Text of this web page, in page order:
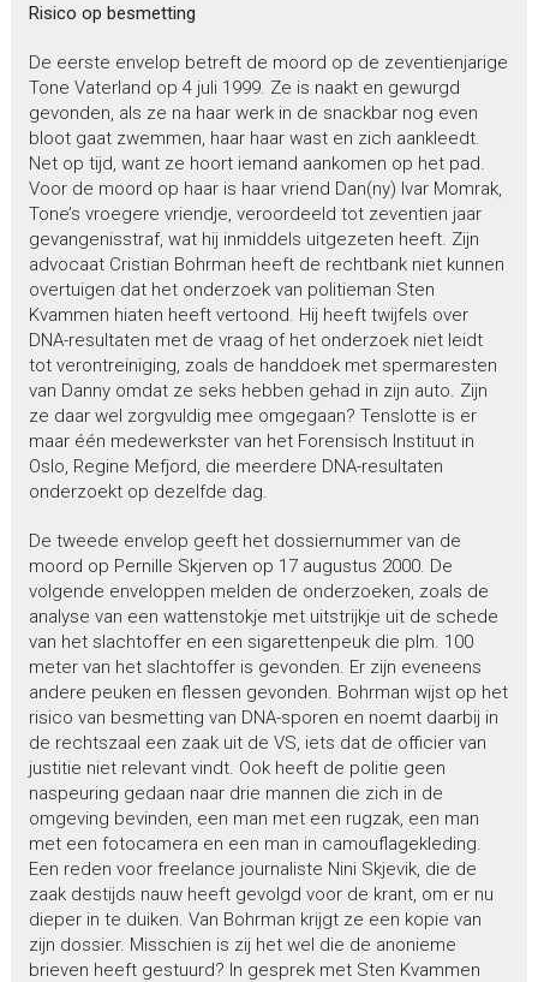
Risico op besmetting
De eerste envelop betreft de moord op de zeventienjarige
Tone Vaterland op 4 juli 1999. Ze is naakt en gewurgd
gevonden, als ze na haar werk in de snackbar nog even
bloot gaat zwemmen, haar haar wast en zich aankleedt.
Net op tijd, want ze hoort iemand aankomen op het pad.
Voor de moord op haar is haar vriend Dan(ny) Ivar Momrak,
Tone’s vroegere vriendje, veroordeeld tot zeventien jaar
gevangenisstraf, wat hij inmiddels uitgezeten heeft. Zijn
advocaat Cristian Bohrman heeft de rechtbank niet kunnen
overtuigen dat het onderzoek van politieman Sten
Kvammen hiaten heeft vertoond. Hij heeft twijfels over
DNA-resultaten met de vraag of het onderzoek niet leidt
tot verontreiniging, zoals de handdoek met spermaresten
van Danny omdat ze seks hebben gehad in zijn auto. Zijn
ze daar wel zorgvuldig mee omgegaan? Tenslotte is er
maar één medewerkster van het Forensisch Instituut in
Oslo, Regine Mefjord, die meerdere DNA-resultaten
onderzoekt op dezelfde dag.
De tweede envelop geeft het dossiernummer van de
moord op Pernille Skjerven op 17 augustus 2000. De
volgende enveloppen melden de onderzoeken, zoals de
analyse van een wattenstokje met uitstrijkje uit de schede
van het slachtoffer en een sigarettenpeuk die plm. 100
meter van het slachtoffer is gevonden. Er zijn eveneens
andere peuken en flessen gevonden. Bohrman wijst op het
risico van besmetting van DNA-sporen en noemt daarbij in
de rechtszaal een zaak uit de VS, iets dat de officier van
justitie niet relevant vindt. Ook heeft de politie geen
naspeuring gedaan naar drie mannen die zich in de
omgeving bevinden, een man met een rugzak, een man
met een fotocamera en een man in camouflagekleding.
Een reden voor freelance journaliste Nini Skjevik, die de
zaak destijds nauw heeft gevolgd voor de krant, om er nu
dieper in te duiken. Van Bohrman krijgt ze een kopie van
zijn dossier. Misschien is zij het wel die de anonieme
brieven heeft gestuurd? In gesprek met Sten Kvammen